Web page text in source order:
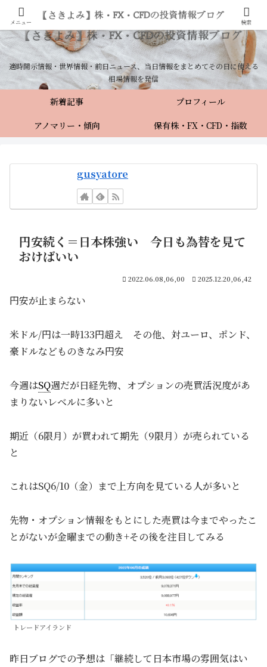
適時開示情報・世界情報・前日ニュース、当日情報をまとめてその日に使える
相場情報を発信
新着記事
プロフィール
アノマリー・傾向
保有株・FX・CFD・指数
gusyatore
円安続く＝日本株強い 今日も為替を見て
おけばいい
2022.06.08,06,00 2025.12.20,06,42
円安が止まらない
米ドル/円は一時133円超え その他、対ユーロ、ポンド、
豪ドルなどものきなみ円安
今週はSQ週だが日経先物、オプションの売買活況度があ
まりないレベルに多いと
期近（6限月）が買われて期先（9限月）が売られている
と
これはSQ6/10（金）まで上方向を見ている人が多いと
先物・オプション情報をもとにした売買は今までやったこ
とがないが金曜までの動き+その後を注目してみる
トレードアイランド
昨日ブログでの予想は「継続して日本市場の雰囲気はい
メニュー 検索